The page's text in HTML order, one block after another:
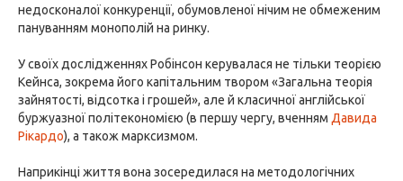
недосконалої конкуренції, обумовленої нічим не обмеженим
пануванням монополій на ринку.
У своїх дослідженнях Робінсон керувалася не тільки теорією
Кейнса, зокрема його капітальним твором «Загальна теорія
зайнятості, відсотка і грошей», але й класичної англійської
буржуазної політекономією (в першу чергу, вченням Давида
Рікардо), а також марксизмом.
Наприкінці життя вона зосередилася на методологічних